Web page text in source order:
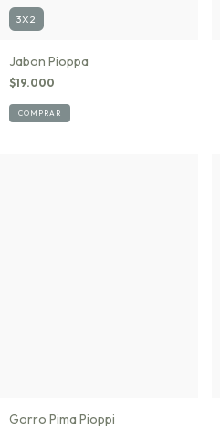
3X2
Jabon Pioppa
$19.000
COMPRAR
Gorro Pima Pioppi